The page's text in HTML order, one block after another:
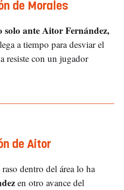
de Morales
solo ante Aitor Fernández,
a tiempo para desviar el
resiste con un jugador
de Aitor
raso dentro del área lo ha
en otro avance del